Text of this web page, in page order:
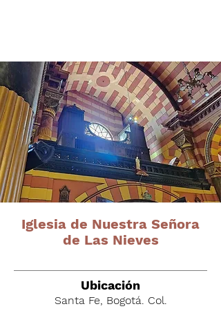
Iglesia de Nuestra Señora
de Las Nieves
Ubicación
Santa Fe, Bogotá. Col.